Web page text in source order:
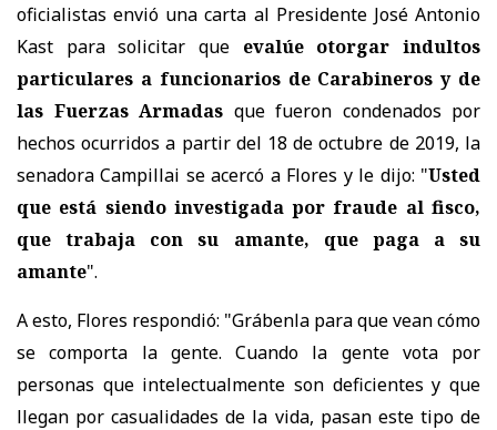
oficialistas envió una carta al Presidente José Antonio
Kast para solicitar que evalúe otorgar indultos
particulares a funcionarios de Carabineros y de
las Fuerzas Armadas que fueron condenados por
hechos ocurridos a partir del 18 de octubre de 2019, la
senadora Campillai se acercó a Flores y le dijo: "Usted
que está siendo investigada por fraude al fisco,
que trabaja con su amante, que paga a su
amante".
A esto, Flores respondió: "Grábenla para que vean cómo
se comporta la gente. Cuando la gente vota por
personas que intelectualmente son deficientes y que
llegan por casualidades de la vida, pasan este tipo de